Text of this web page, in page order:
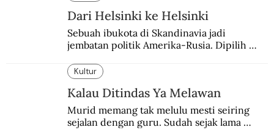
Dari Helsinki ke Helsinki
Sebuah ibukota di Skandinavia jadi
jembatan politik Amerika-Rusia. Dipilih
Kultur
Kalau Ditindas Ya Melawan
Murid memang tak melulu mesti seiring
sejalan dengan guru. Sudah sejak lama